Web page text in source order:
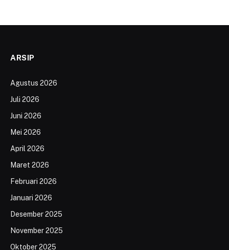
ARSIP
Agustus 2026
Juli 2026
Juni 2026
Mei 2026
April 2026
Maret 2026
Februari 2026
Januari 2026
Desember 2025
November 2025
Oktober 2025